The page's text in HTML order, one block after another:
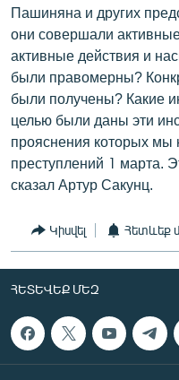
Пашиняна и других
они совершали
активные действия и
были правомерны?
были получены? Какие
целью были даны эти
прояснения которых мы
преступлений 1 марта.
сказал Артур Сакунц.
Կիսվել Հետևեք
ՀԵՏԵՎԵՔ ՄԵԶ